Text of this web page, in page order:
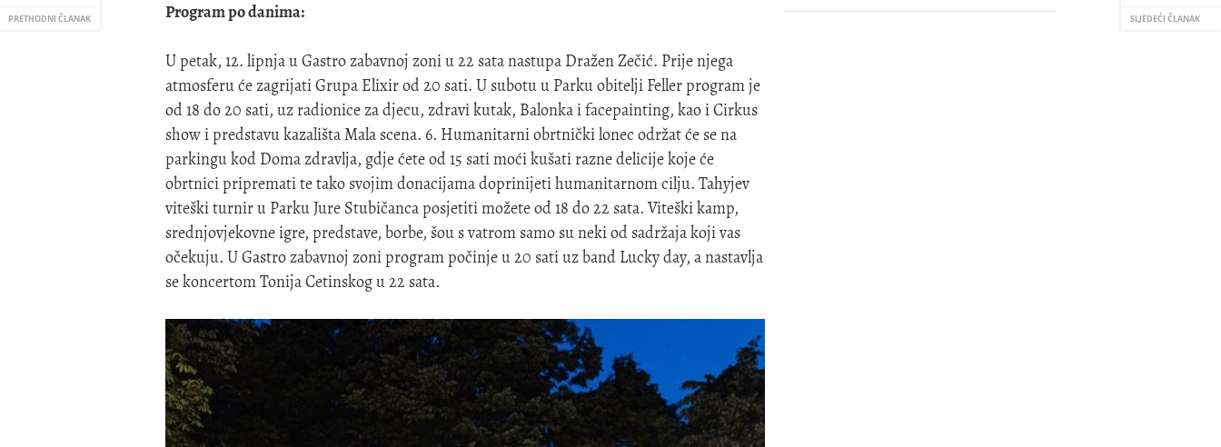
PRETHODNI ČLANAK SLJEDEĆI ČLANAK
Program po danima:
U petak, 12. lipnja u Gastro zabavnoj zoni u 22 sata nastupa Dražen Zečić. Prije njega
atmosferu će zagrijati Grupa Elixir od 20 sati. U subotu u Parku obitelji Feller program je
od 18 do 20 sati, uz radionice za djecu, zdravi kutak, Balonka i facepainting, kao i Cirkus
show i predstavu kazališta Mala scena. 6. Humanitarni obrtnički lonec održat će se na
parkingu kod Doma zdravlja, gdje ćete od 15 sati moći kušati razne delicije koje će
obrtnici pripremati te tako svojim donacijama doprinijeti humanitarnom cilju. Tahyjev
viteški turnir u Parku Jure Stubičanca posjetiti možete od 18 do 22 sata. Viteški kamp,
srednjovjekovne igre, predstave, borbe, šou s vatrom samo su neki od sadržaja koji vas
očekuju. U Gastro zabavnoj zoni program počinje u 20 sati uz band Lucky day, a nastavlja
se koncertom Tonija Cetinskog u 22 sata.